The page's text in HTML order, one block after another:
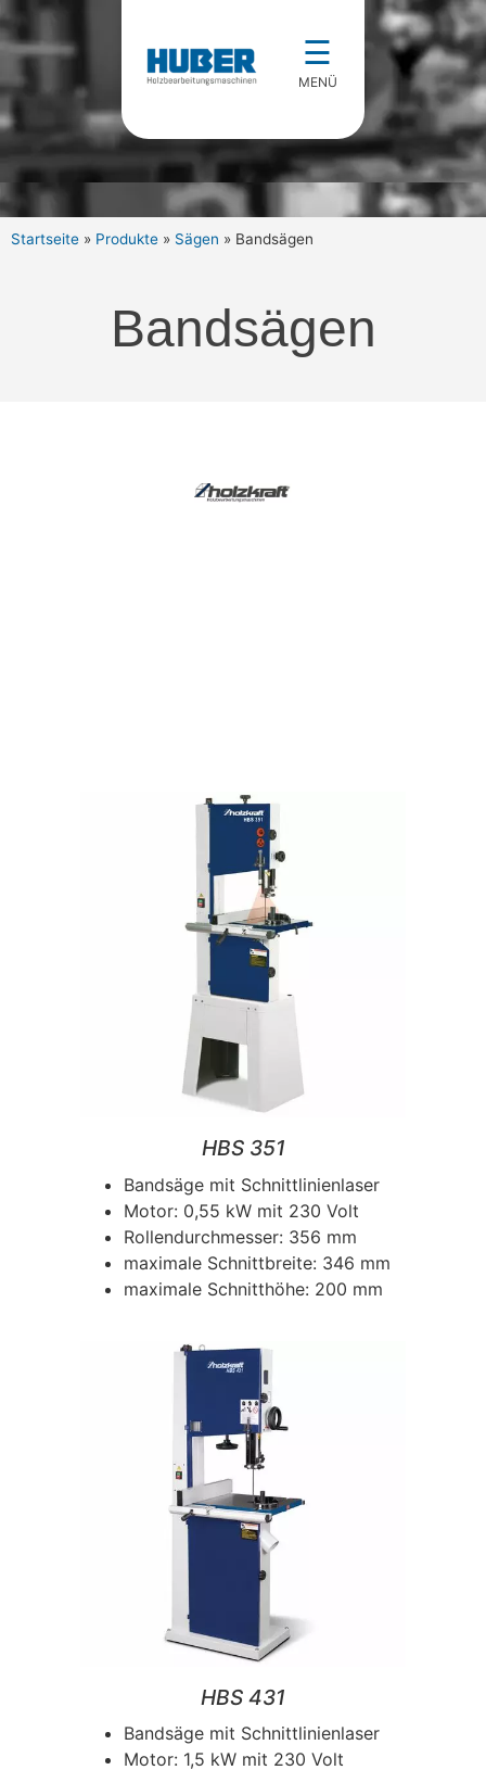
☰
MENÜ
Startseite » Produkte » Sägen » Bandsägen
Bandsägen
HBS 351
Bandsäge mit Schnittlinienlaser
Motor: 0,55 kW mit 230 Volt
Rollendurchmesser: 356 mm
maximale Schnittbreite: 346 mm
maximale Schnitthöhe: 200 mm
HBS 431
Bandsäge mit Schnittlinienlaser
Motor: 1,5 kW mit 230 Volt